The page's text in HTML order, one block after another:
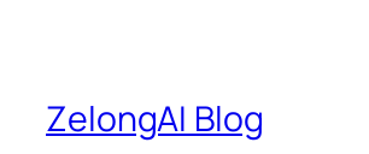
ZelongAI Blog